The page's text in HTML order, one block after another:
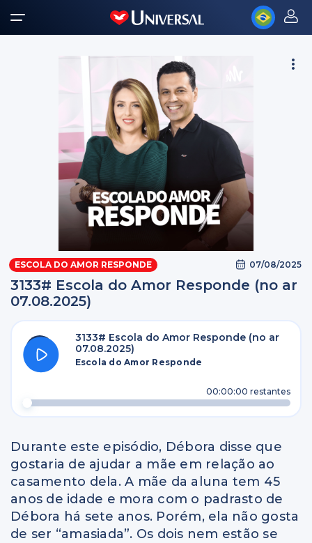
ESCOLA DO AMOR RESPONDE 07/08/2025
3133# Escola do Amor Responde (no ar
07.08.2025)
3133# Escola do Amor Responde (no ar
07.08.2025)
Escola do Amor Responde
00:00:00 restantes
Durante este episódio, Débora disse que
gostaria de ajudar a mãe em relação ao
casamento dela. A mãe da aluna tem 45
anos de idade e mora com o padrasto de
Débora há sete anos. Porém, ela não gosta
de ser “amasiada”. Os dois nem estão se